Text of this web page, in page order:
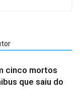
cinco mortos
que saiu do